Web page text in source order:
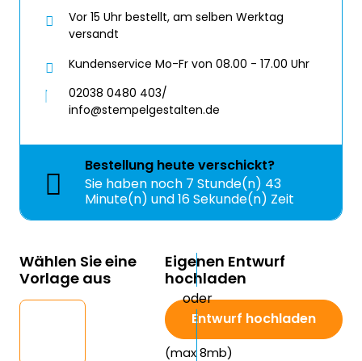
Vor 15 Uhr bestellt, am selben Werktag
versandt
Kundenservice Mo-Fr von 08.00 - 17.00 Uhr
02038 0480 403/
info@stempelgestalten.de
Bestellung heuteverschickt?
Sie haben noch 7 Stunde(n) 43
Minute(n) und 16 Sekunde(n) Zeit
Wählen Sie eine
Vorlage aus
Eigenen Entwurf
hochladen
Entwurf hochladen
(max 8mb)